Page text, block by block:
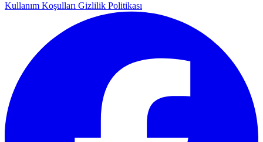
Kullanım Koşulları Gizlilik Politikası